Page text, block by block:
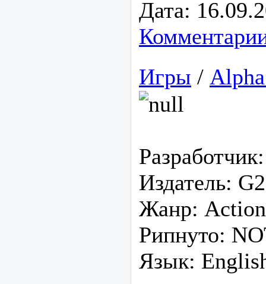
Дата:
Игры /
Издатель:
Жанр: Action
Рипнуто:
Язык: